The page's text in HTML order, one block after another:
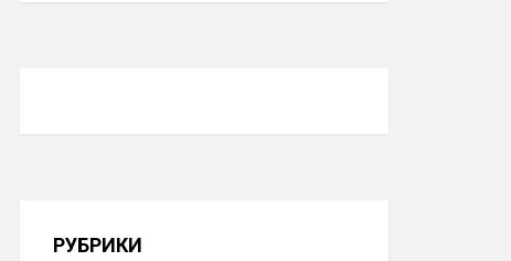
РУБРИКИ